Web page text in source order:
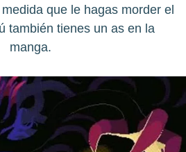
que le hagas morder el
también tienes un as en la
manga.